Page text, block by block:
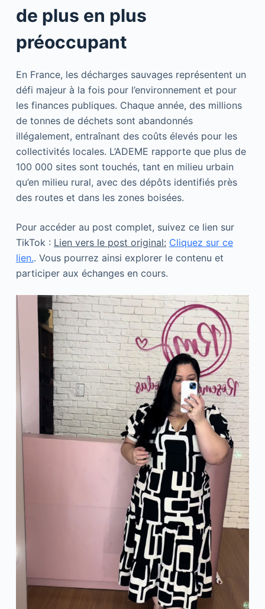
de plus en plus
préoccupant
En France, les décharges sauvages représentent un
défi majeur à la fois pour l’environnement et pour
les finances publiques. Chaque année, des millions
de tonnes de déchets sont abandonnés
illégalement, entraînant des coûts élevés pour les
collectivités locales. L’ADEME rapporte que plus de
100 000 sites sont touchés, tant en milieu urbain
qu’en milieu rural, avec des dépôts identifiés près
des routes et dans les zones boisées.
Pour accéder au post complet, suivez ce lien sur
TikTok : Lien vers le post original: Cliquez sur ce
lien.. Vous pourrez ainsi explorer le contenu et
participer aux échanges en cours.